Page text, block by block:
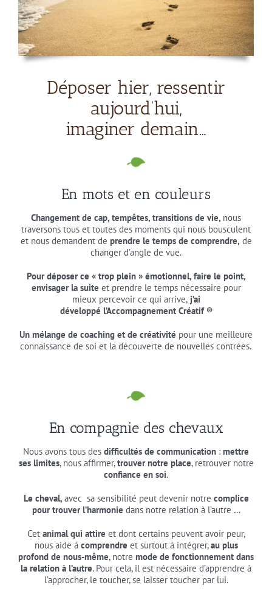
Déposer hier, ressentir
aujourd’hui,
imaginer demain…
En mots et en couleurs
Changement de cap, tempêtes, transitions de vie, nous
traversons tous et toutes des moments qui nous bousculent
et nous demandent de prendre le temps de comprendre, de
changer d’angle de vue.
Pour déposer ce « trop plein » émotionnel, faire le point,
envisager la suite et prendre le temps nécessaire pour
mieux percevoir ce qui arrive,j’ai
développé l’Accompagnement Créatif ®
Un mélange de coaching et de créativité pour une meilleure
connaissance de soi et la découverte de nouvelles contrées.
En compagnie des chevaux
Nous avons tous des difficultés de communication : mettre
ses limites, nous affirmer,trouver notre place, retrouver notre
confiance en soi.
Le cheval, avec sa sensibilité peut devenir notre complice
pour trouver l’harmonie dans notre relation à l’autre …
Cet animal qui attire et dont certains peuvent avoir peur,
nous aide à comprendre et surtout à intégrer,au plus
profond de nous-même, notre mode de fonctionnement dans
la relation à l’autre. Pour cela, il est nécessaire d’apprendre à
l’approcher, le toucher, se laisser toucher par lui.